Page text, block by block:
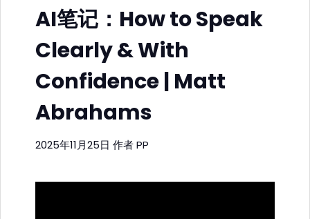
AI笔记：How to Speak
Clearly & With
Confidence | Matt
Abrahams
2025年11月25日 作者PP